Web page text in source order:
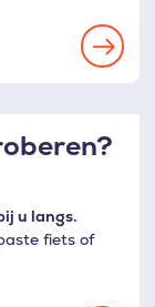
u langs.
fiets of